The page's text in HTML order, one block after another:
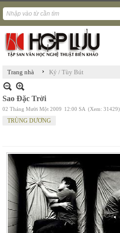
Trang nhà › Ký / Tùy Bút
Sao Đặc Trời
02 Tháng Mười Một 2009 12:00 SA (Xem: 31429)
TRÙNG DƯƠNG